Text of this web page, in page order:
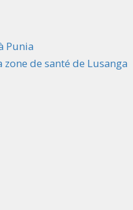
Punia
de santé de Lusanga